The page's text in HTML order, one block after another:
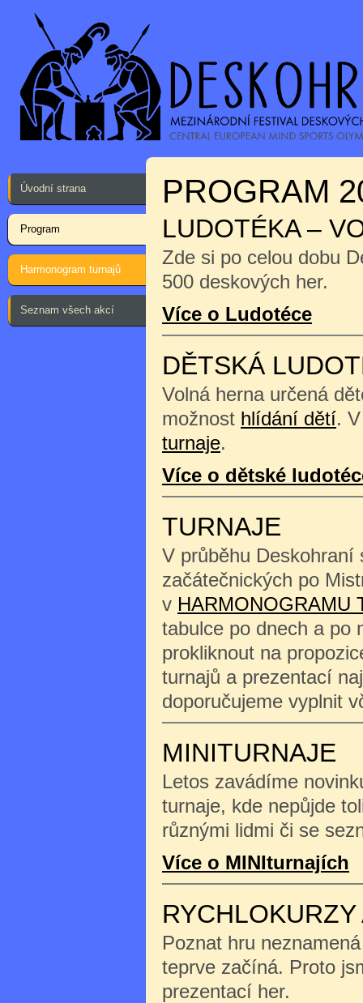
Úvodní strana
Program
Harmonogram turnajů
Seznam všech akcí
PROGRAM
LUDOTÉKA –
Zde si po celou dobu
500 deskových her.
Více o Ludotéce
DĚTSKÁ
Volná herna určená
možnost hlídání dětí.
turnaje.
Více o dětské
TURNAJE
V průběhu Deskohraní
začátečnických po
v HARMONOGRAMU
tabulce po dnech a po
prokliknout na
turnajů a prezentací
doporučujeme vyplnit
MINITURNAJE
Letos zavádíme
turnaje, kde nepůjde
různými lidmi či se
Více o MINIturnajích
Poznat hru
teprve začíná. Proto
prezentací her.